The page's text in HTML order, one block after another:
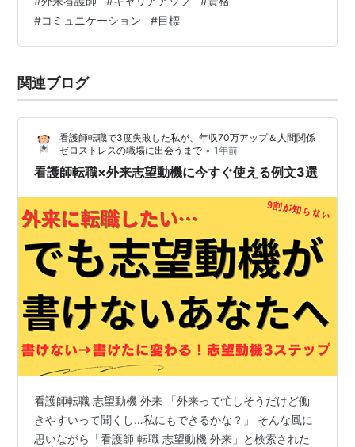
なんと言っても継続的な学習が欠かせません。医療現場
は常に進化しているため、新しい知識や技術の習得が重
要です。勉強会やセミナーに参加したり、専門書を読ん
や認定看護師といった上位資格を取得してより専門的な
知識を身につければ、キャリアの幅を広げられるでし…
#コミュニケーション #目標
関連ブログ
看護師転職で3度失敗した私が、年収70万アップ＆人間関係
ゼロストレスの職場に出会うまで • 1年前
看護師転職×外来志望動機に今すぐ使える例文3選
看護師転職 志望動機 外来 「外来って忙しそうだけど働
きやすいって聞くし…私にもできるかな？」 そんな風に
思いながら「看護師 転職 志望動機 外来」と検索された